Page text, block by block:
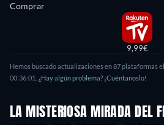
Comprar
9,99€
Hemos buscado actualizaciones en87plataformas el
00:36:01 ¿Hay algún problema? ¡Cuéntanoslo!
LA MISTERIOSA MIRADA DEL